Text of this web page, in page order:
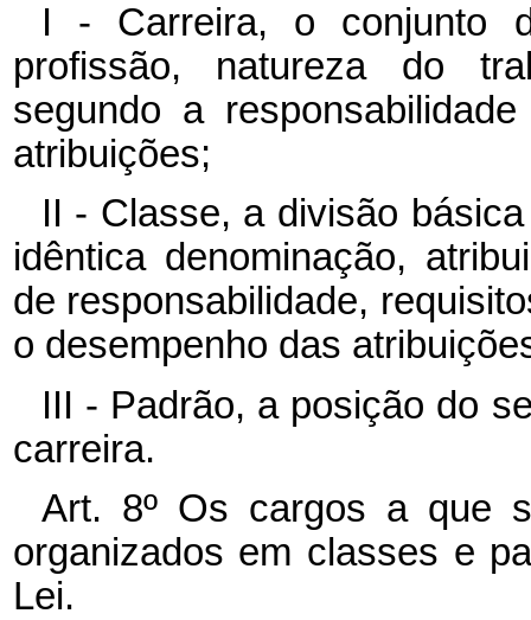
I - Carreira, o conjunto
profissão, natureza do
segundo a
atribuições;
II - Classe, a divisão
idêntica denominação,
de responsabilidade,
o desempenho das
III - Padrão, a posição do
carreira.
Art. 8º Os cargos a que
organizados em classes e
Lei.